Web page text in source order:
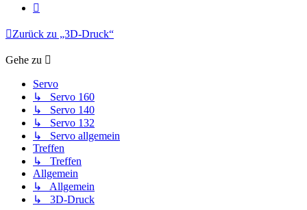
Zurück zu „3D-Druck“
Gehe zu
Servo
↳ Servo 160
↳ Servo 140
↳ Servo 132
↳ Servo allgemein
Treffen
↳ Treffen
Allgemein
↳ Allgemein
↳ 3D-Druck